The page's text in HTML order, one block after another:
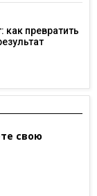
как превратить
свою